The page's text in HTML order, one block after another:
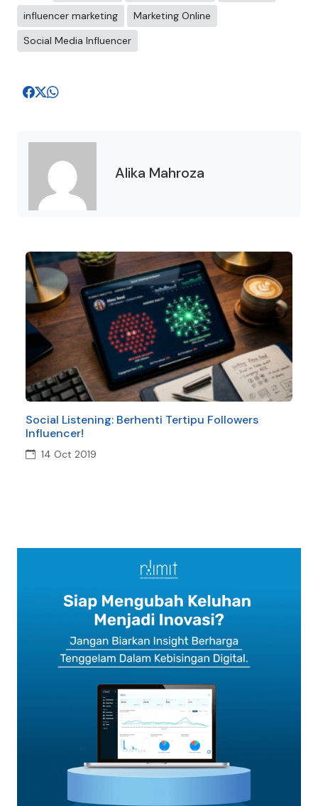
influencer marketing
Marketing Online
Social Media Influencer
Alika Mahroza
Social Listening: Berhenti Tertipu Followers
Influencer!
14 Oct 2019